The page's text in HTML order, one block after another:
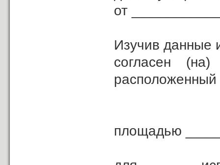
от
Изучив данные
согласен
площадью